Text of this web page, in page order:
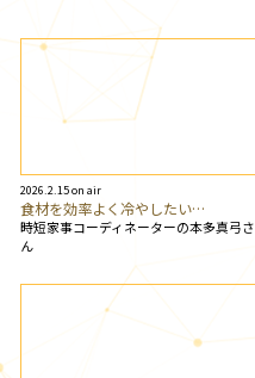
2026.2.15 on air
食材を効率よく冷やしたい…
時短家事コーディネーターの本多真弓さ
ん